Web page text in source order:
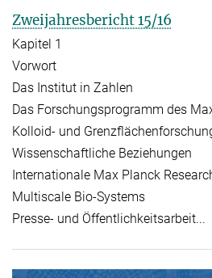
Zweijahresbericht 15/16
Kapitel 1
Vorwort
Das Institut in Zahlen
Das Forschungsprogramm des
Kolloid- und
Wissenschaftliche Beziehungen
Internationale Max Planck
Multiscale Bio-Systems
Presse- und Öffentlichkeitsarbeit...